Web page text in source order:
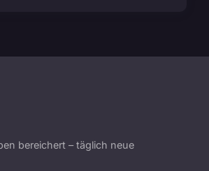
bereichert – täglich neue